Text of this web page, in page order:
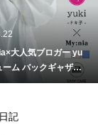
大人気ブロガー yu
ム バックギャザー
記